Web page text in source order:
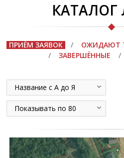
КАТАЛОГ
ПРИЁМ ЗАЯВОК / ОЖИДАЮТ
/
ЗАВЕРШЁННЫЕ /
Название с А до Я
Показывать по 80